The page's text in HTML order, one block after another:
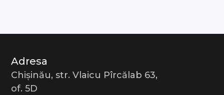
Adresa
Chișinău, str. Vlaicu Pîrcălab 63,
of. 5D